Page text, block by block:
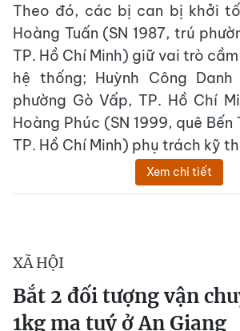
Theo đó, các bị can bị khởi
Hoàng Tuấn (SN 1987, trú
TP. Hồ Chí Minh) giữ vai trò
hệ thống; Huỳnh Công
phường Gò Vấp, TP. Hồ Chí
Hoàng Phúc (SN 1999, quê
TP. Hồ Chí Minh) phụ trách kỹ
Xem chi tiết
XÃ HỘI
Bắt 2 đối tượng vận
1kg ma tuý ở An Giang